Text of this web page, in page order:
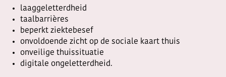
laaggeletterdheid
taalbarrières
beperkt ziektebesef
onvoldoende zicht op de sociale kaart thuis
onveilige thuissituatie
digitale ongeletterdheid.